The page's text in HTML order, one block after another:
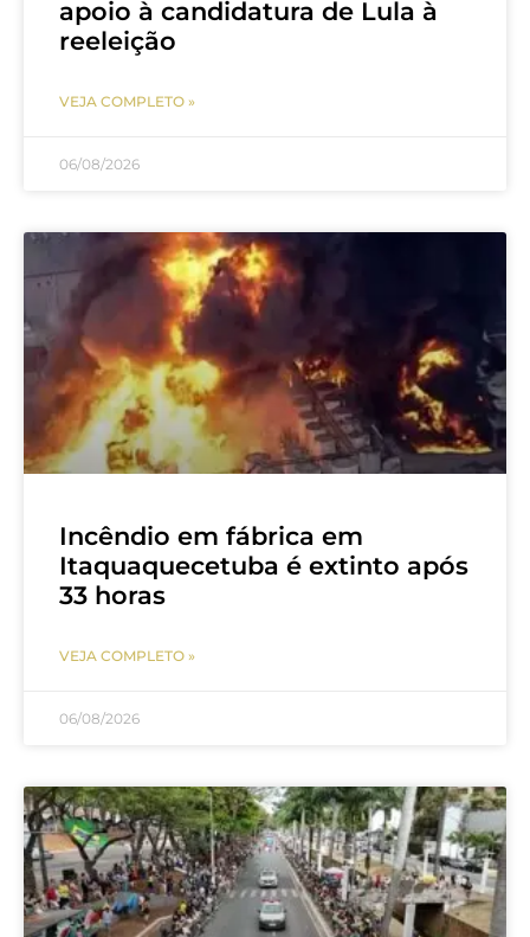
apoio à candidatura de Lula à
reeleição
VEJA COMPLETO »
06/08/2026
Incêndio em fábrica em
Itaquaquecetuba é extinto após
33 horas
VEJA COMPLETO »
06/08/2026